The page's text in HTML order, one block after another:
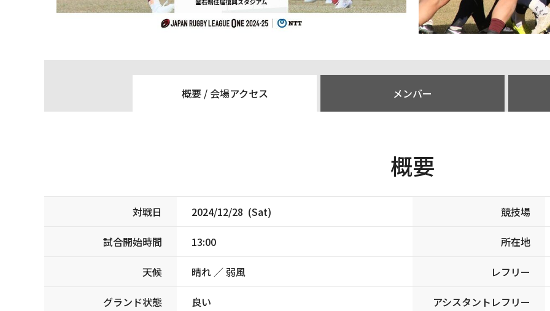
概要 / 会場アクセス メンバー
概要
対戦日 2024/12/28 (Sat)
試合開始時間 13:00
天候 晴れ ／ 弱風
グランド状態 良い
競技場
所在地
レフリー
アシスタントレフリー